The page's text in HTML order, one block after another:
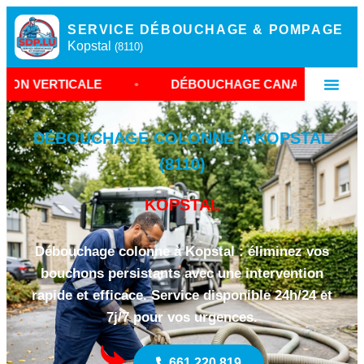
SERVICE DÉBOUCHAGE & POMPAGE
Kopstal (8110)
• DÉBOUCHAGE CANALISATION KOPSTAL
DÉBOUCHAGE COLONNE À KOPSTAL
(8110)
KOPSTAL
Débouchage colonne à Kopstal : éliminez vos
bouchons persistants avec une intervention
rapide et efficace. Service disponible 24h/24 et
7j/7 pour vos urgences.